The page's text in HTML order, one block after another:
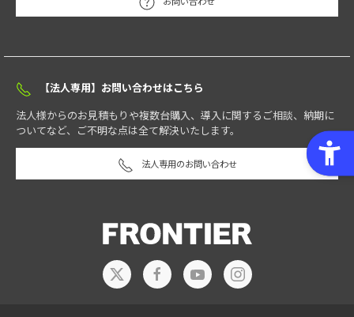
【法人専用】お問い合わせはこちら
法人様からのお見積もりや複数台購入、導入に関するご相談、納期に
ついてなど、ご不明な点は全て解決いたします。
法人専用のお問い合わせ